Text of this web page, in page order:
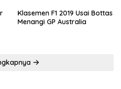
Klasemen F1 2019 Usai Bottas
Menangi GP Australia